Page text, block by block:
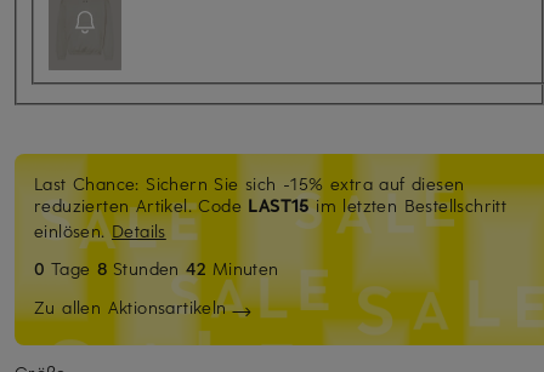
Last Chance: Sichern Sie sich -15% extra auf diesen
reduzierten Artikel. Code LAST15im letzten Bestellschritt
einlösen.Details
0 Tage8 Stunden42 Minuten
Zu allen Aktionsartikeln